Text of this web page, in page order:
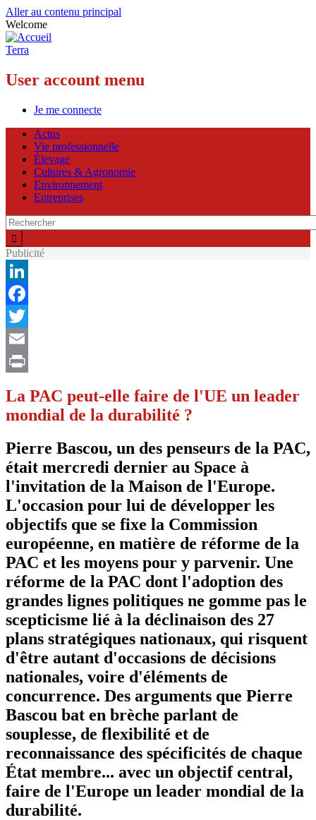
Aller au contenu principal
Welcome
Terra
User account menu
Je me connecte
Actus
Vie professionnelle
Élevage
Cultures & Agronomie
Environnement
Entreprises
Publicité
LinkedIn
Facebook
Twitter
Email
La PAC peut-elle faire de l'UE un leader
mondial de la durabilité ?
Pierre Bascou, un des penseurs de la PAC,
était mercredi dernier au Space à
l'invitation de la Maison de l'Europe.
L'occasion pour lui de développer les
objectifs que se fixe la Commission
européenne, en matière de réforme de la
PAC et les moyens pour y parvenir. Une
réforme de la PAC dont l'adoption des
grandes lignes politiques ne gomme pas le
scepticisme lié à la déclinaison des 27
plans stratégiques nationaux, qui risquent
d'être autant d'occasions de décisions
nationales, voire d'éléments de
concurrence. Des arguments que Pierre
Bascou bat en brèche parlant de
souplesse, de flexibilité et de
reconnaissance des spécificités de chaque
État membre... avec un objectif central,
faire de l'Europe un leader mondial de la
durabilité.